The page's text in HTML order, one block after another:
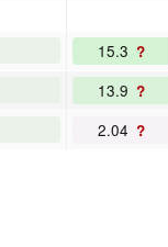
15.3 ?
13.9 ?
2.04 ?